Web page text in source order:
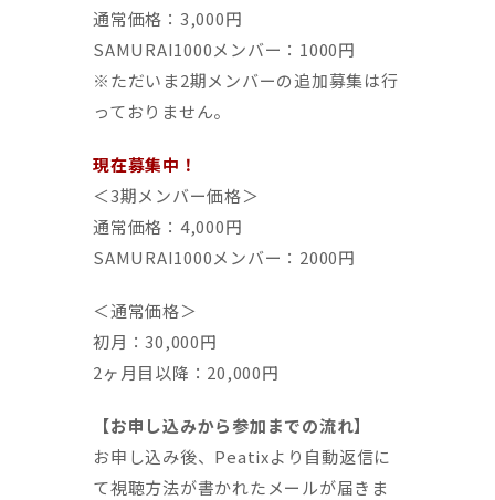
通常価格：3,000円
SAMURAI1000メンバー：1000円
※ただいま2期メンバーの追加募集は行
っておりません。
現在募集中！
＜3期メンバー価格＞
通常価格：4,000円
SAMURAI1000メンバー：2000円
＜通常価格＞
初月：30,000円
2ヶ月目以降：20,000円
【お申し込みから参加までの流れ】
お申し込み後、Peatixより自動返信に
て視聴方法が書かれたメールが届きま